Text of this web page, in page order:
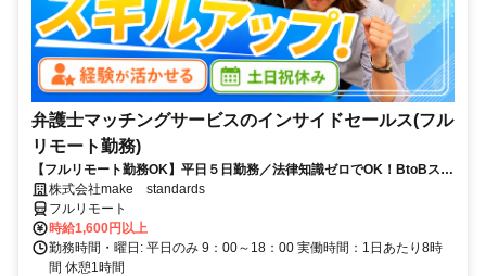
弁護士マッチングサービスのインサイドセールス(フル
リモート勤務)
【フルリモート勤務OK】平日５日勤務／法律知識ゼロでOK！BtoBスキ
ルが身につく営業職
株式会社make standards
フルリモート
時給1,600円以上
勤務時間・曜日: 平日のみ 9：00～18：00 実働時間：1日あたり8時
間 休憩1時間